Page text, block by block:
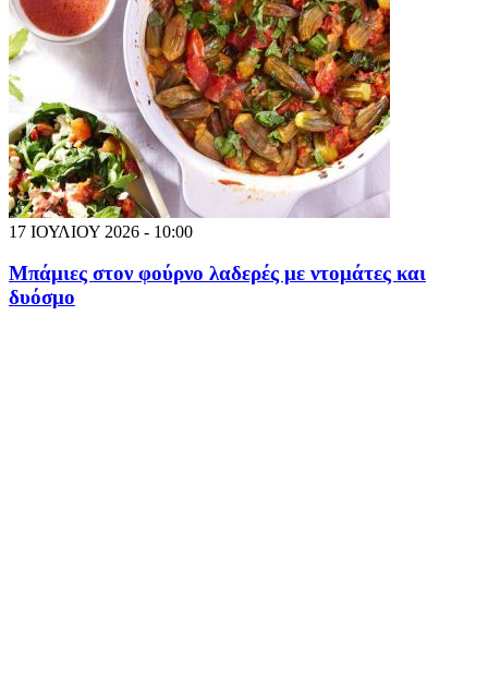
17 ΙΟΥΛΙΟΥ 2026 - 10:00
Μπάμιες στον φούρνο λαδερές με ντομάτες και
δυόσμο